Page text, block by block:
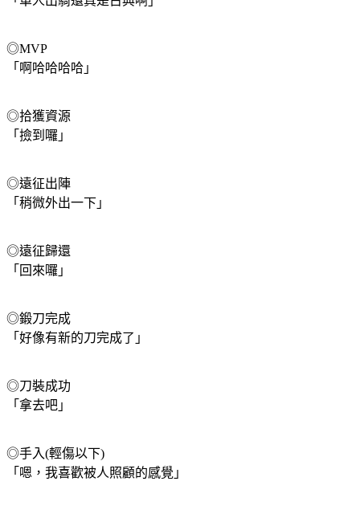
◎MVP
「啊哈哈哈哈」
◎拾獲資源
「撿到囉」
◎遠征出陣
「稍微外出一下」
◎遠征歸還
「回來囉」
◎鍛刀完成
「好像有新的刀完成了」
◎刀裝成功
「拿去吧」
◎手入(輕傷以下)
「嗯，我喜歡被人照顧的感覺」